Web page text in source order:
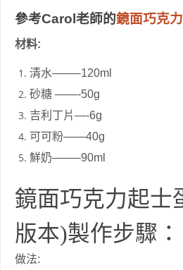
參考Carol老師的鏡面巧克
材料:
清水——–120ml
砂糖 ——-50g
吉利丁片—-6g
可可粉——40g
鮮奶——–90ml
鏡面巧克力起士
版本)製作步驟：
做法: